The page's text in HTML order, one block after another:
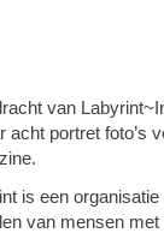
van
acht portret foto’s
is een
van mensen